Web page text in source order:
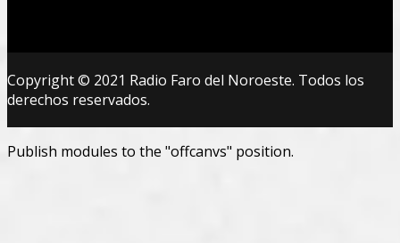
Copyright © 2021 Radio Faro del Noroeste. Todos los
derechos reservados.
Publish modules to the "offcanvs" position.